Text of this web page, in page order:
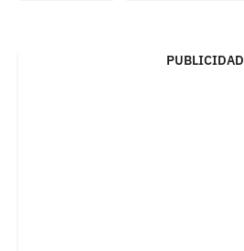
PUBLICIDAD